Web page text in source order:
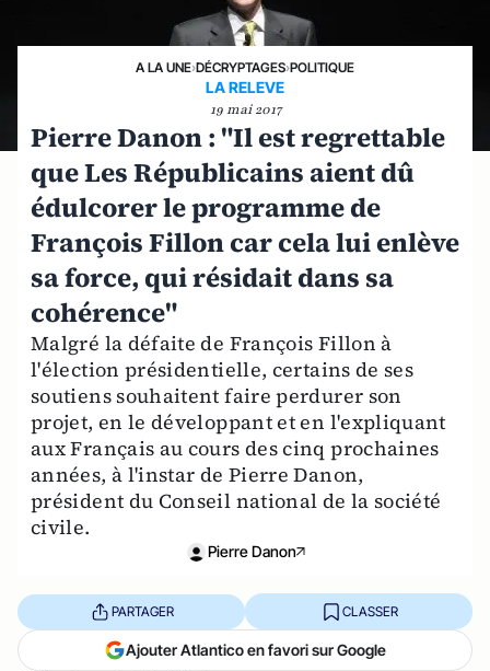
A LA UNE›DÉCRYPTAGES›POLITIQUE
LA RELEVE
19 mai 2017
Pierre Danon : "Il est regrettable
que Les Républicains aient dû
édulcorer le programme de
François Fillon car cela lui enlève
sa force, qui résidait dans sa
cohérence"
Malgré la défaite de François Fillon à
l'élection présidentielle, certains de ses
soutiens souhaitent faire perdurer son
projet, en le développant et en l'expliquant
aux Français au cours des cinq prochaines
années, à l'instar de Pierre Danon,
président du Conseil national de la société
civile.
Pierre Danon
PARTAGER CLASSER
Ajouter Atlantico en favori sur Google